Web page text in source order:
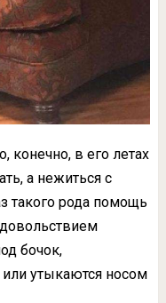
конечно, в его летах
а нежиться с
такого рода помощь
бочок,
или утыкаются носом